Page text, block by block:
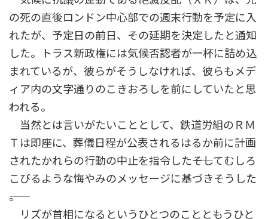
の死の直後ロンドン中心部での週末行動を予定に入
れたが、予定日の前日、その延期を決定したと通知
した。トラス新政権には気候否認者が一杯に詰め込
まれているが、彼らがそうしなければ、彼らもメデ
ィア内の文字通りのこきおろしを前にしていたと思
われる。
当然とは言いがたいこととして、鉄道労組のＲＭ
Ｔは即座に、葬儀日程が公表されるはるか前に計画
されたかれらの行動の中止を指令した――そしてむしろ
こびるような悔やみのメッセージに基づきそうした
――。
リズが首相になるというひとつのことともうひと